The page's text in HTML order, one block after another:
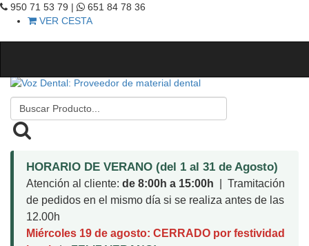
950 71 53 79 |
651 84 78 36
VER CESTA
HORARIO DE VERANO (del 1 al 31 de Agosto)
Atención al cliente: de 8:00h a 15:00h | Tramitación
de pedidos en el mismo día si se realiza antes de las
12.00h
Miércoles 19 de agosto: CERRADO por festividad